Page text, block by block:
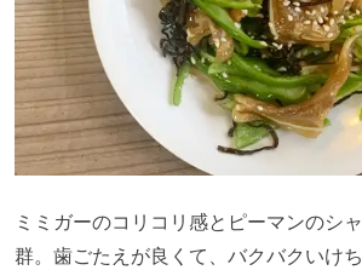
ミミガーのコリコリ感とピーマンのシ
群。歯ごたえが良くて、バクバクいけ